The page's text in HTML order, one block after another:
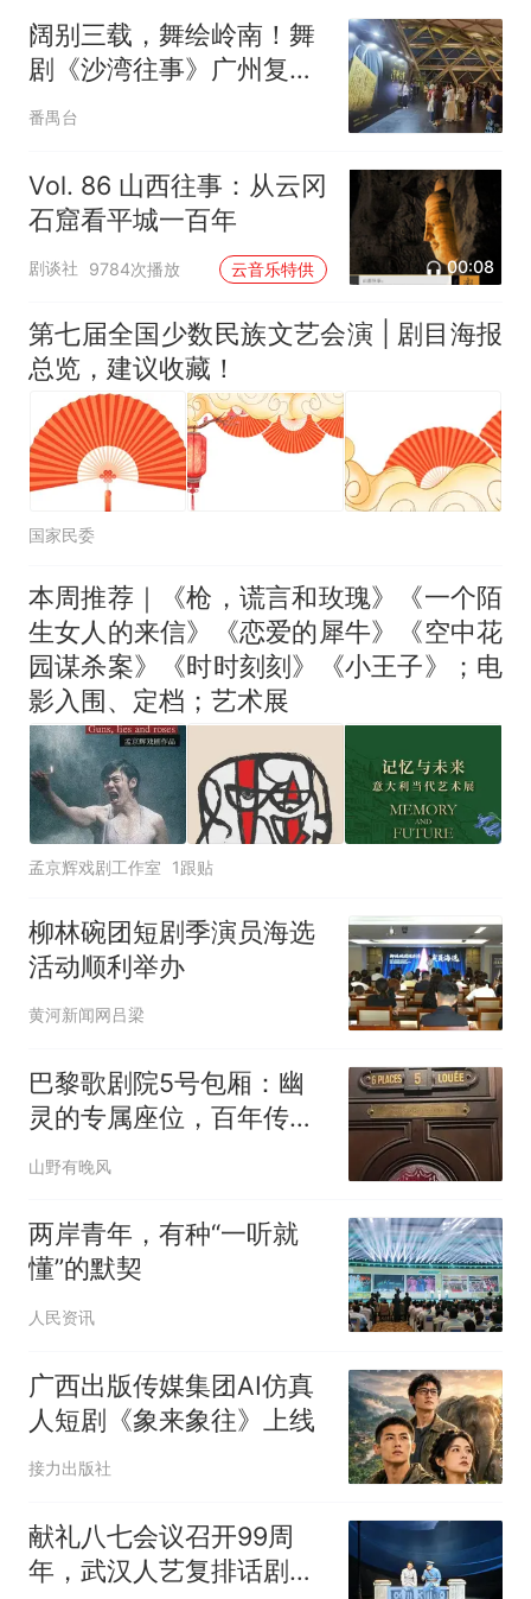
阔别三载，舞绘岭南！舞
剧《沙湾往事》广州复演
启幕
番禺台
Vol. 86 山西往事：从云冈
石窟看平城一百年
剧谈社 9784次播放 云音乐特供 00:08
第七届全国少数民族文艺会演 | 剧目海报
总览，建议收藏！
国家民委
本周推荐｜《枪，谎言和玫瑰》《一个陌
生女人的来信》《恋爱的犀牛》《空中花
园谋杀案》《时时刻刻》《小王子》；电
影入围、定档；艺术展
孟京辉戏剧工作室 1跟贴
柳林碗团短剧季演员海选
活动顺利举办
黄河新闻网吕梁
巴黎歌剧院5号包厢：幽
灵的专属座位，百年传说
是真是假
山野有晚风
两岸青年，有种“一听就
懂”的默契
人民资讯
广西出版传媒集团AI仿真
人短剧《象来象往》上线
接力出版社
献礼八七会议召开99周
年，武汉人艺复排话剧